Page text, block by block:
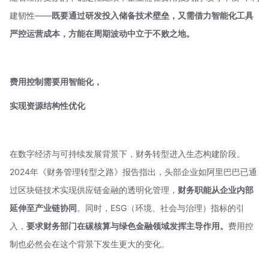
建韧性——既要通过研发投入储备技术壁垒，又需借力智能化工具
严控运营成本，方能在周期波动中立于不败之地。
费用控制需要用智能化，
实现资源结构性优化
在数字经济与可持续发展背景下，财务转型进入生态构建阶段。
2024年《财务管理转型之路》报告指出，头部企业如阿里巴巴已通
过区块链技术实现供应链金融的透明化管理， 财务职能从企业内部
延伸至产业链协同。同时，ESG（环境、社会与治理）指标的引
入， 要求财务部门在碳核算与绿色金融领域发挥主导作用。 费用控
制也必然会在这个背景下发生更大的变化。